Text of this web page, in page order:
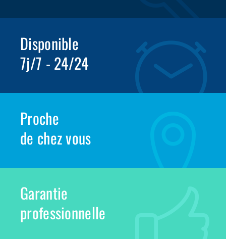
Disponible
7j/7 - 24/24
Proche
de chez vous
Garantie
professionnelle